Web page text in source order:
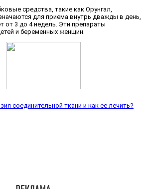
средства, такие как Орунгал,
для приема внутрь дважды в день,
от 3 до 4 недель. Эти препараты
и беременных женщин.
соединительной ткани и как ее лечить?